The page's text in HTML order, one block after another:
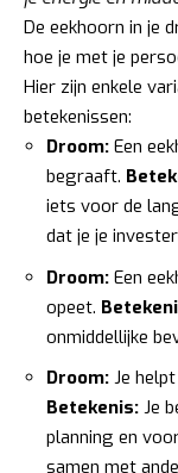
De eekhoorn in je
hoe je met je
Hier zijn enkele
betekenissen:
Droom: Een
begraaft.
iets voor de
dat je je
Droom: Een
opeet.
onmiddellijke
Droom: Je
Betekenis: Je
planning en
samen met